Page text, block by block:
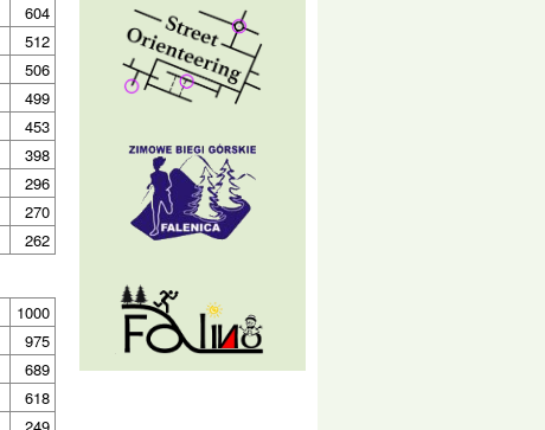
604
512
506
499
453
398
296
270
262
1000
975
689
618